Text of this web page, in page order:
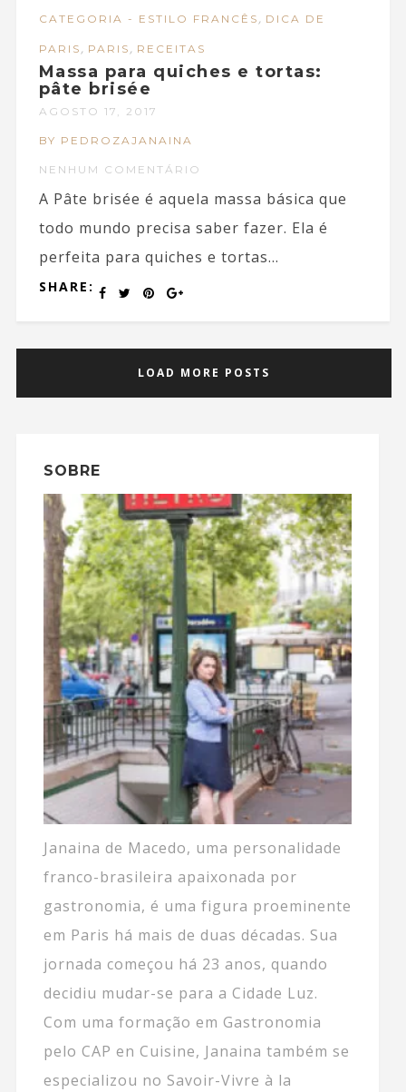
CATEGORIA - ESTILO FRANCÊS , DICA DE
PARIS , PARIS , RECEITAS
Massa para quiches e tortas:
pâte brisée
AGOSTO 17, 2017
BY PEDROZAJANAINA
NENHUM COMENTÁRIO
A Pâte brisée é aquela massa básica que
todo mundo precisa saber fazer. Ela é
perfeita para quiches e tortas...
SHARE:
LOAD MORE POSTS
SOBRE
Janaina de Macedo, uma personalidade
franco-brasileira apaixonada por
gastronomia, é uma figura proeminente
em Paris há mais de duas décadas. Sua
jornada começou há 23 anos, quando
decidiu mudar-se para a Cidade Luz.
Com uma formação em Gastronomia
pelo CAP en Cuisine, Janaina também se
especializou no Savoir-Vivre à la